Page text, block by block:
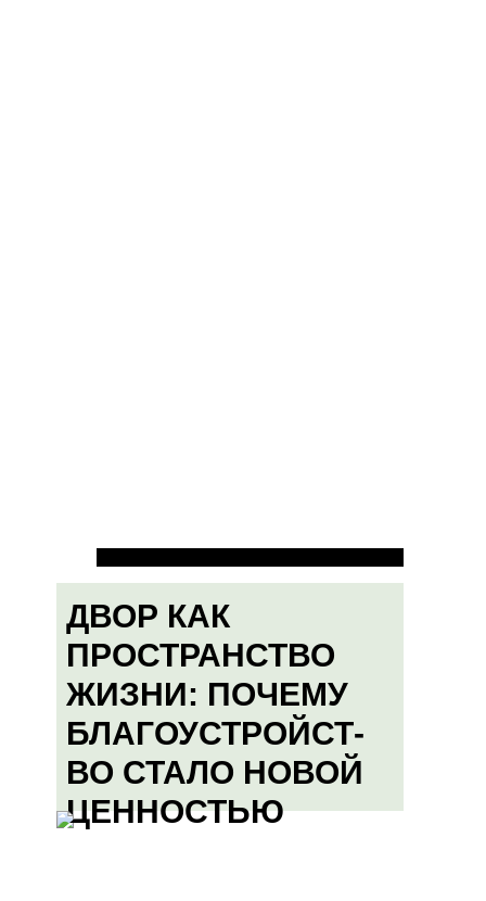
ДВОР КАК
ПРОСТРАНСТВО
ЖИЗНИ: ПОЧЕМУ
БЛАГОУСТРОЙСТ-
ВО СТАЛО НОВОЙ
ЦЕННОСТЬЮ